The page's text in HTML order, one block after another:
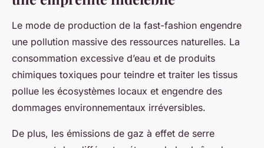
Le mode de production de la fast-fashion engendre
une pollution massive des ressources naturelles. La
consommation excessive d’eau et de produits
chimiques toxiques pour teindre et traiter les tissus
pollue les écosystèmes locaux et engendre des
dommages environnementaux irréversibles.
De plus, les émissions de gaz à effet de serre